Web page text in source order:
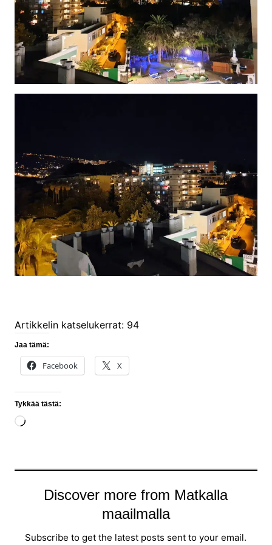
Artikkelin katselukerrat: 94
Jaa tämä:
Facebook X
Tykkää tästä:
Loading…
Discover more from Matkalla
maailmalla
Subscribe to get the latest posts sent to your email.